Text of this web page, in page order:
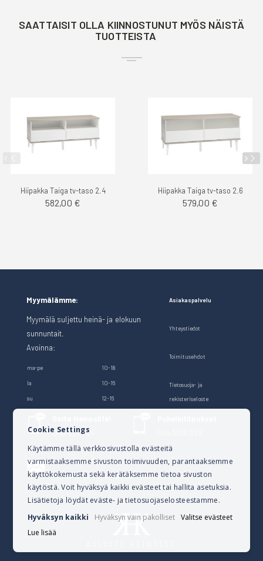
SAATTAISIT OLLA KIINNOSTUNUT MYÖS NÄISTÄ
TUOTTEISTA
Hiipakka Taiga tv-taso 2.4
582,00 €
Hiipakka Taiga tv-taso 2.6
579,00 €
Myymälämme:
Myymälä suljettu heinä- ja elokuun
sunnuntait.
Avoinna:
ma-pe 10-18
la 10-16
su 12-16
Asiakaspalvelu
Yhteystiedot
Toimitusehdot
Tietosuoja- ja
rekisteriseloste
040 528 1124
Lähetä sähköpostia
verkkokauppa@kalusteheinoset.fi
Cookie Settings
Käytämme tällä verkkosivustolla evästeitä
varmistaaksemme sivuston toimivuuden, parantaaksemme
käyttökokemusta sekä kerätäksemme tietoa sivuston
käytöstä. Voit hyväksyä kaikki evästeet tai hallita asetuksia.
Lisätietoja löydät eväste- ja tietosuojaselosteestamme.
Hyväksyn kaikki
Hyväksyn vain pakolliset
Valitse evästeet
Lue lisää